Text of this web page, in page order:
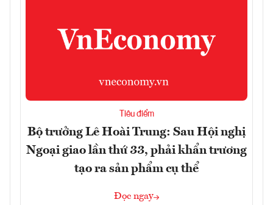
Tiêu điểm
Bộ trưởng Lê Hoài Trung: Sau Hội nghị
Ngoại giao lần thứ 33, phải khẩn trương
tạo ra sản phẩm cụ thể
Đọc ngay